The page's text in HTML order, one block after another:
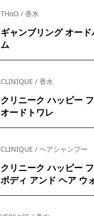
THoO / 香水
ギャンブリング オー
ム
CLINIQUE / 香水
クリニーク ハッピー
オードトワレ
CLINIQUE / ヘアシャンプー
クリニーク ハッピー
ボディ アンド ヘア ウ